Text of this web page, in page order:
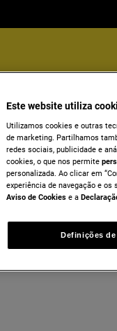
de lavar loiça
Este website utiliza
Utilizamos cookies e outras
de marketing. Partilhamos
redes sociais, publicidade e
cookies, o que nos permite
personalizada. Ao clicar em
experiência de navegação e
Aviso de Cookies e a
Definições